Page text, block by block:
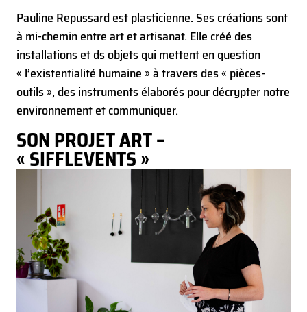
Pauline Repussard est plasticienne. Ses créations sont
à mi-chemin entre art et artisanat. Elle créé des
installations et ds objets qui mettent en question
« l’existentialité humaine » à travers des « pièces-
outils », des instruments élaborés pour décrypter notre
environnement et communiquer.
SON PROJET ART –
« SIFFLEVENTS »